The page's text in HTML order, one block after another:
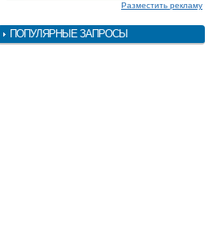
Разместить рекламу
ПОПУЛЯРНЫЕ ЗАПРОСЫ